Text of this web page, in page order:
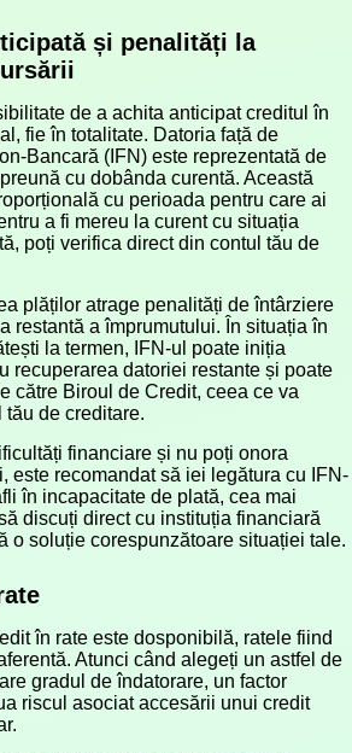
și penalități la
de a achita anticipat creditul în
fie în totalitate. Datoria față de
Bancară (IFN) este reprezentată de
cu dobânda curentă. Această
cu perioada pentru care ai
a fi mereu la curent cu situația
poți verifica direct din contul tău de
plăților atrage penalități de întârziere
restantă a împrumutului. În situația în
la termen, IFN-ul poate iniția
recuperarea datoriei restante și poate
către Biroul de Credit, ceea ce va
de creditare.
financiare și nu poți onora
este recomandat să iei legătura cu IFN-
în incapacitate de plată, cea mai
discuți direct cu instituția financiară
o soluție corespunzătoare situației tale.
în rate este dosponibilă, ratele fiind
Atunci când alegeți un astfel de
gradul de îndatorare, un factor
riscul asociat accesării unui credit